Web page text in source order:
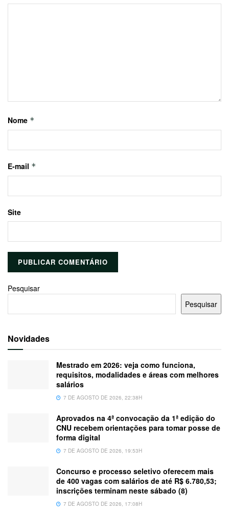
Nome *
E-mail *
Site
Pesquisar
Pesquisar
Novidades
Mestrado em 2026: veja como funciona,
requisitos, modalidades e áreas com melhores
salários
7 DE AGOSTO DE 2026, 22:38H
Aprovados na 4ª convocação da 1ª edição do
CNU recebem orientações para tomar posse de
forma digital
7 DE AGOSTO DE 2026, 19:53H
Concurso e processo seletivo oferecem mais
de 400 vagas com salários de até R$ 6.780,53;
inscrições terminam neste sábado (8)
7 DE AGOSTO DE 2026, 17:08H